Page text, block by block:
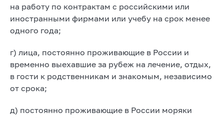
на работу по контрактам с российскими или
иностранными фирмами или учебу на срок менее
одного года;
г) лица, постоянно проживающие в России и
временно выехавшие за рубеж на лечение, отдых,
в гости к родственникам и знакомым, независимо
от срока;
д) постоянно проживающие в России моряки